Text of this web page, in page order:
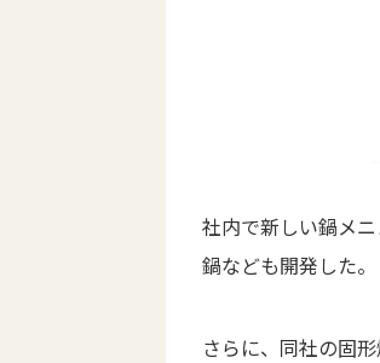
社内で新しい鍋メ
鍋なども開発した。
さらに、同社の固